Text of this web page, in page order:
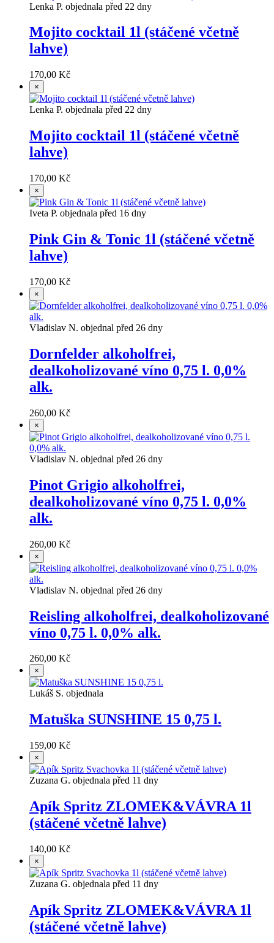
Lenka P. objednala před 22 dny
Mojito cocktail 1l (stáčené včetně
lahve)
170,00 Kč
×
Lenka P. objednala před 22 dny
Mojito cocktail 1l (stáčené včetně
lahve)
170,00 Kč
×
Iveta P. objednala před 16 dny
Pink Gin & Tonic 1l (stáčené včetně
lahve)
170,00 Kč
×
Vladislav N. objednal před 26 dny
Dornfelder alkoholfrei,
dealkoholizované víno 0,75 l. 0,0%
alk.
260,00 Kč
×
Vladislav N. objednal před 26 dny
Pinot Grigio alkoholfrei,
dealkoholizované víno 0,75 l. 0,0%
alk.
260,00 Kč
×
Vladislav N. objednal před 26 dny
Reisling alkoholfrei, dealkoholizované
víno 0,75 l. 0,0% alk.
260,00 Kč
×
Lukáš S. objednala
Matuška SUNSHINE 15 0,75 l.
159,00 Kč
×
Zuzana G. objednala před 11 dny
Apík Spritz ZLOMEK&VÁVRA 1l
(stáčené včetně lahve)
140,00 Kč
×
Zuzana G. objednala před 11 dny
Apík Spritz ZLOMEK&VÁVRA 1l
(stáčené včetně lahve)